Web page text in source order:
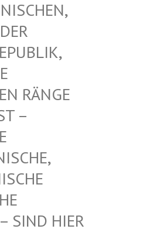
N
B
D
RÄNGE A
– D
A
H
D
HIER V